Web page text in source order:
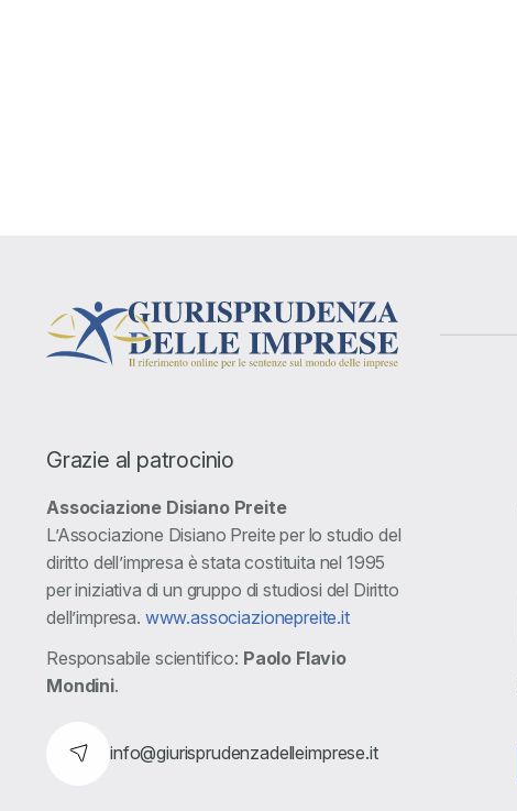
Grazie al patrocinio
Associazione Disiano Preite
L’Associazione Disiano Preite per lo studio del
diritto dell’impresa è stata costituita nel 1995
per iniziativa di un gruppo di studiosi del Diritto
dell’impresa. www.associazionepreite.it
Responsabile scientifico: Paolo Flavio
Mondini.
info@giurisprudenzadelleimprese.it